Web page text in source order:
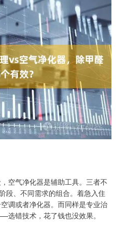
空气净化器是辅助工具。三者不
段、不同需求的组合。着急入住
调或者净化器。而同样是专业治
错技术，花了钱也没效果。